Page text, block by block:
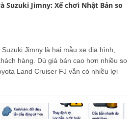
Suzuki Jimny: Xế chơi Nhật Bản so
Jimny là hai mẫu xe địa hình,
hàng. Dù giá bán cao hơn nhiều so
Land Cruiser FJ vẫn có nhiều lợi